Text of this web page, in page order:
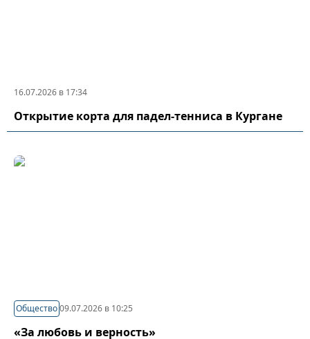
16.07.2026 в 17:34
Открытие корта для падел-тенниса в Кургане
Общество09.07.2026 в 10:25
«За любовь и верность»